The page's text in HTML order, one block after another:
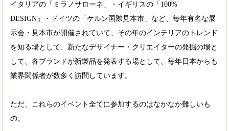
イタリアの「ミラノサローネ」・イギリスの「100%
DESIGN」・ドイツの「ケルン国際見本市」など、毎年有名な展
示会・見本市が開催されていて、その年のインテリアのトレンド
を知る場として、新たなデザイナー・クリエイターの発掘の場と
して、各ブランドが新製品を発表する場として、毎年日本からも
業界関係者が数多く訪問しています。
ただ、これらのイベント全てに参加するのはなかなか難しいも
の。